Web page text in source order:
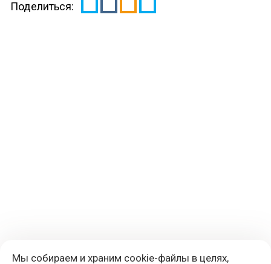
Поделиться:
Мы собираем и храним cookie-файлы в целях,